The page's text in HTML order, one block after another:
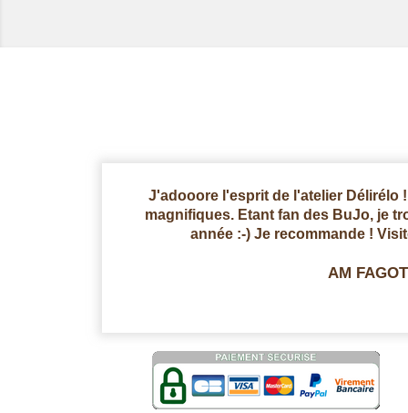
J'adooore l'esprit de l'atelier Délirélo
magnifiques. Etant fan des BuJo, je
année :-) Je recommande !
AM FAGOT